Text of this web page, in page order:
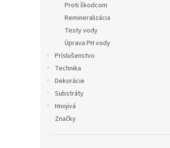
Proti škodcom
Remineralizácia
Testy vody
Úprava PH vody
Príslušenstvo
Technika
Dekorácie
Substráty
Hnojivá
Značky